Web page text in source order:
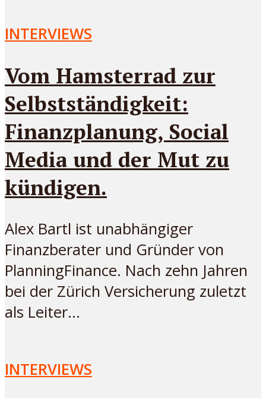
INTERVIEWS
Vom Hamsterrad zur
Selbstständigkeit:
Finanzplanung, Social
Media und der Mut zu
kündigen.
Alex Bartl ist unabhängiger
Finanzberater und Gründer von
PlanningFinance. Nach zehn Jahren
bei der Zürich Versicherung zuletzt
als Leiter...
INTERVIEWS